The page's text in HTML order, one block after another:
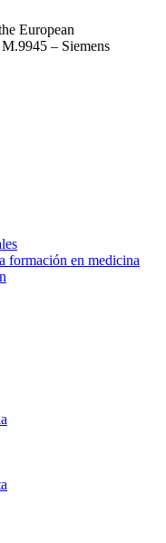
European
– Siemens
formación en medicina